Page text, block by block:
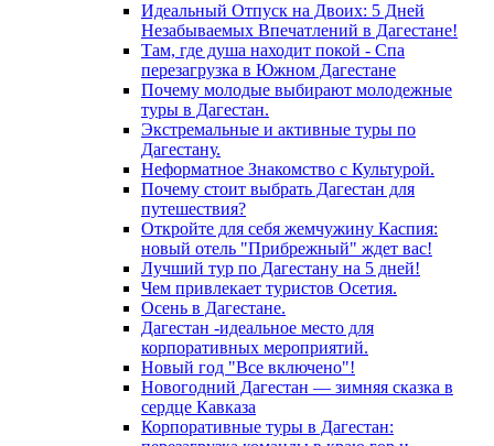
Идеальный Отпуск на Двоих: 5 Дней
Незабываемых Впечатлений в Дагестане!
Там, где душа находит покой - Спа
перезагрузка в Южном Дагестане
Почему молодые выбирают молодежные
туры в Дагестан.
Экстремальные и активные туры по
Дагестану.
Неформатное Знакомство с Культурой.
Почему стоит выбрать Дагестан для
путешествия?
Откройте для себя жемчужину Каспия:
новый отель "Прибрежный" ждет вас!
Лучший тур по Дагестану на 5 дней!
Чем привлекает туристов Осетия.
Осень в Дагестане.
Дагестан -идеальное место для
корпоративных мероприятий.
Новый год "Все включено"!
Новогодний Дагестан — зимняя сказка в
сердце Кавказа
Корпоративные туры в Дагестан: